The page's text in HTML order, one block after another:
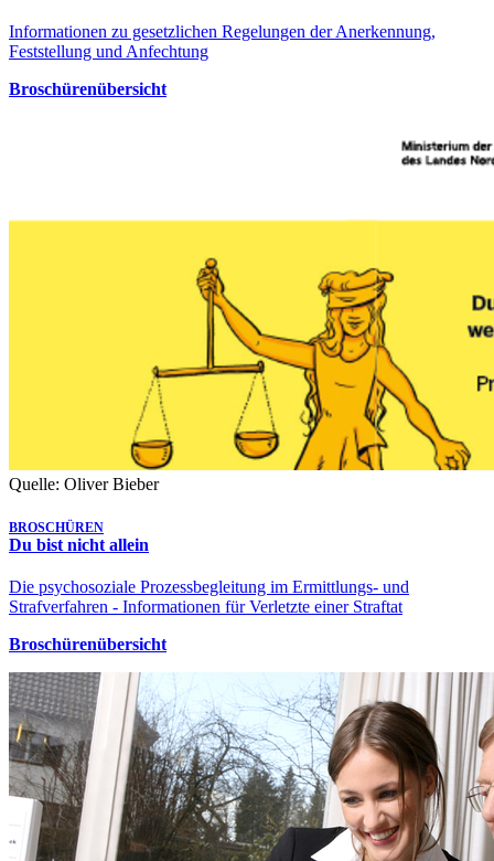
Informationen zu gesetzlichen Regelungen der Anerkennung,
Feststellung und Anfechtung
Broschürenübersicht
Quelle: Oliver Bieber
BROSCHÜREN
Du bist nicht allein
Die psychosoziale Prozessbegleitung im Ermittlungs- und
Strafverfahren - Informationen für Verletzte einer Straftat
Broschürenübersicht